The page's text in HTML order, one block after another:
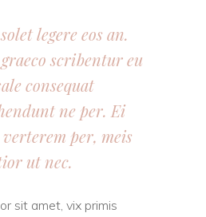
legere eos an.
scribentur eu
consequat
ne per. Ei
verterem per, meis
ut nec.
sit amet, vix primis